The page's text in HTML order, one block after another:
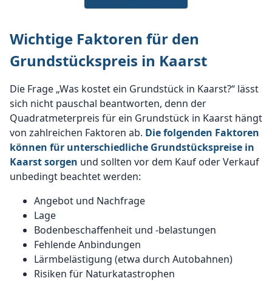
Wichtige Faktoren für den
Grundstückspreis in Kaarst
Die Frage „Was kostet ein Grundstück in Kaarst?“ lässt
sich nicht pauschal beantworten, denn der
Quadratmeterpreis für ein Grundstück in Kaarst hängt
von zahlreichen Faktoren ab. Die folgenden Faktoren
können für unterschiedliche Grundstückspreise in
Kaarst sorgen und sollten vor dem Kauf oder Verkauf
unbedingt beachtet werden:
Angebot und Nachfrage
Lage
Bodenbeschaffenheit und -belastungen
Fehlende Anbindungen
Lärmbelästigung (etwa durch Autobahnen)
Risiken für Naturkatastrophen